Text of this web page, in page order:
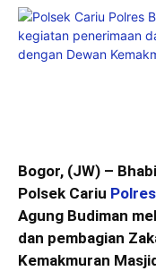
Bogor, (JW) –
Polsek Cariu
Agung Budiman
dan pembagian
Kemakmuran